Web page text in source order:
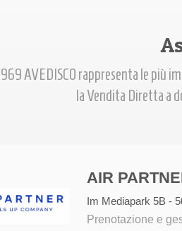
AVEDISCO rappresenta le più
la Vendita Diretta a
AIR
Im Mediapark 5B -
Prenotazione e